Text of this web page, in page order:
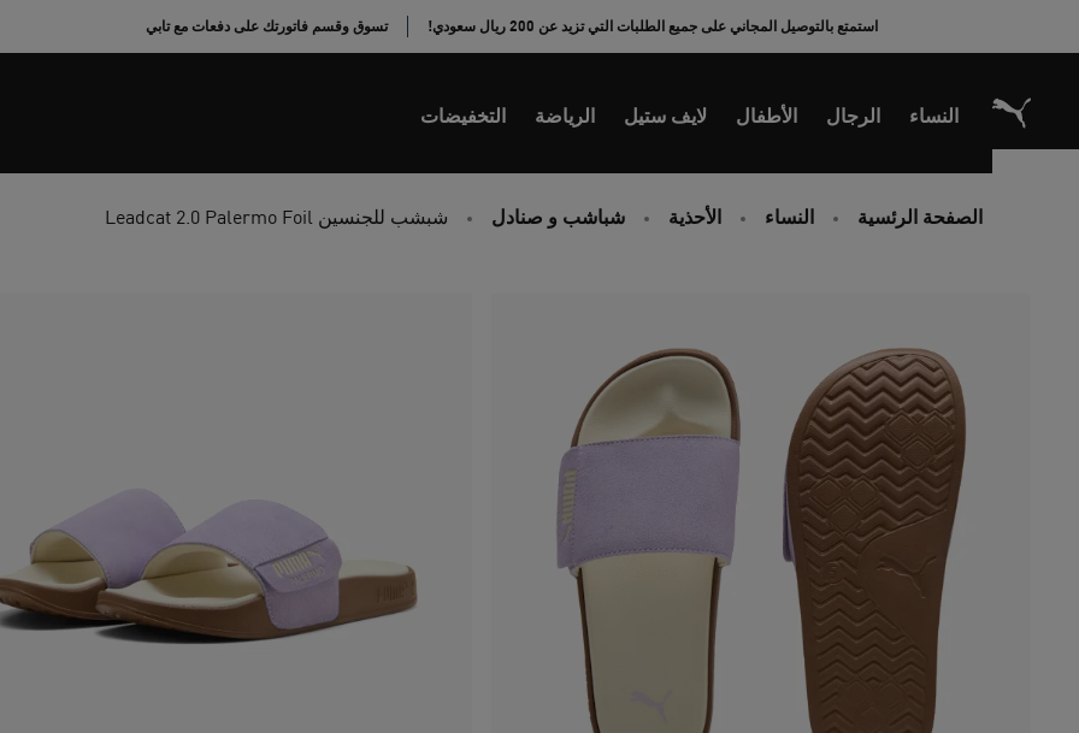
استمتع بالتوصيل المجاني على جميع الطلبات التي تزيد عن 200 ريال سعودي! تسوق وقسم فاتورتك على دفعات مع تابي
النساء الرجال الأطفال لايف ستيل الرياضة التخفيضات
الصفحة الرئسية النساء الأحذية شباشب و صنادل شبشب للجنسين Leadcat 2.0 Palermo Foil